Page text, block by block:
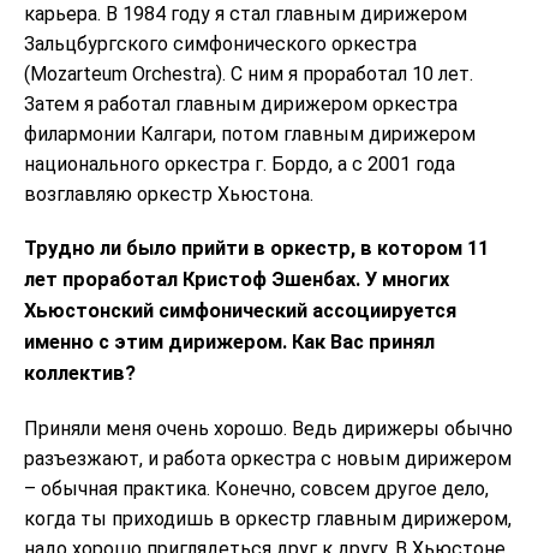
карьера. В 1984 году я стал главным дирижером
Зальцбургского симфонического оркестра
(Mozarteum Orchestra). С ним я проработал 10 лет.
Затем я работал главным дирижером оркестра
филармонии Калгари, потом главным дирижером
национального оркестра г. Бордо, а с 2001 года
возглавляю оркестр Хьюстона.
Трудно ли было прийти в оркестр, в котором 11
лет проработал Кристоф Эшенбах. У многих
Хьюстонский симфонический ассоциируется
именно с этим дирижером. Как Вас принял
коллектив?
Приняли меня очень хорошо. Ведь дирижеры обычно
разъезжают, и работа оркестра с новым дирижером
– обычная практика. Конечно, совсем другое дело,
когда ты приходишь в оркестр главным дирижером,
надо хорошо приглядеться друг к другу. В Хьюстоне